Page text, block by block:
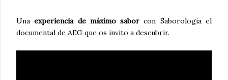
Unaexperiencia de máximo sabor con Saborología el
documental de AEG que os invito a descubrir.